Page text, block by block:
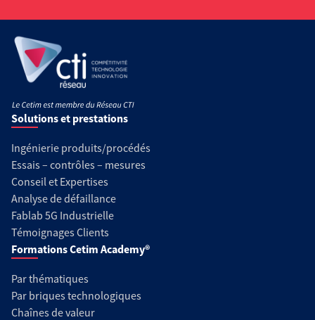
Solutions et prestations
Ingénierie produits/procédés
Essais – contrôles – mesures
Conseil et Expertises
Analyse de défaillance
Fablab 5G Industrielle
Témoignages Clients
Formations Cetim Academy®
Par thématiques
Par briques technologiques
Chaînes de valeur